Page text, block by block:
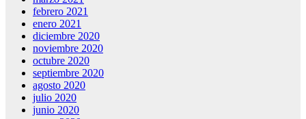
febrero 2021
enero 2021
diciembre 2020
noviembre 2020
octubre 2020
septiembre 2020
agosto 2020
julio 2020
junio 2020